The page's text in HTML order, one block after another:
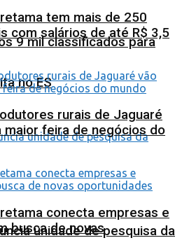
9 mil classificados para
no ES
unidade de pesquisa da
tem mais de 250
com salários de até R$ 3,5
rurais de Jaguaré
maior feira de negócios do
conecta empresas e
busca de novas